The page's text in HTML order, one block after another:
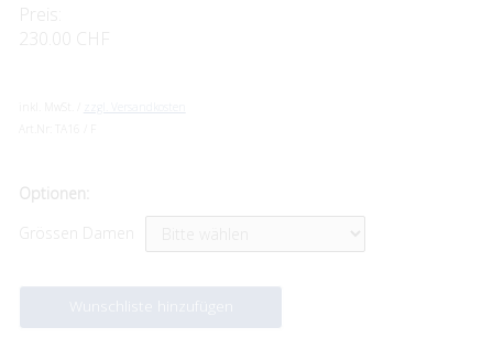
Preis:
230.00 CHF
zzgl. Versandkosten
Optionen:
Grössen Damen